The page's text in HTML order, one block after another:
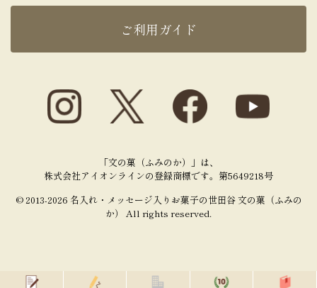
ご利用ガイド
「文の菓（ふみのか）」は、
株式会社アイオンラインの登録商標です。第5649218号
© 2013-2026 名入れ・メッセージ入りお菓子の世田谷 文の菓（ふみの
か） All rights reserved.